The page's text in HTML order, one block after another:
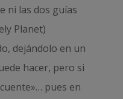
ni las dos guías
Planet)
dejándolo en un
hacer, pero si
pues en